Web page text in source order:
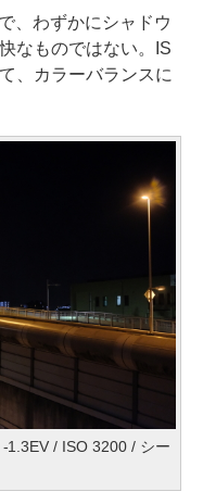
、わずかにシャドウ
なものではない。IS
、カラーバランスに
/ ISO 3200 / シー